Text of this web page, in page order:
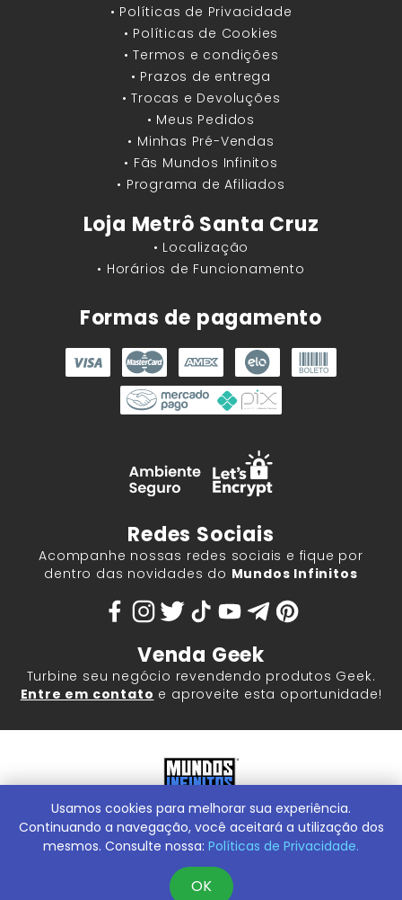
• Políticas de Privacidade
• Políticas de Cookies
• Termos e condições
• Prazos de entrega
• Trocas e Devoluções
• Meus Pedidos
• Minhas Pré-Vendas
• Fãs Mundos Infinitos
• Programa de Afiliados
Loja Metrô Santa Cruz
• Localização
• Horários de Funcionamento
Formas de pagamento
Redes Sociais
Acompanhe nossas redes sociais e fique por
dentro das novidades do Mundos Infinitos
Venda Geek
Turbine seu negócio revendendo produtos Geek.
Entre em contato e aproveite esta oportunidade!
Mundos Infinitos - Publicações e Geek Store |ContentStuff
Publicações e Assinaturas Ltda. CNPJ - 05.859.917/0001-60.
Conheça nossa Loja Física:Rua Machado Bitencourt, 291 -
Usamos cookies para melhorar sua experiência.
Continuando a navegação, você aceitará a utilização dos
mesmos. Consulte nossa: Políticas de Privacidade.
OK